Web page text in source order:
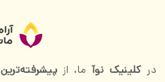
درکلینیک نوآما، از پیشرفته‌ترین